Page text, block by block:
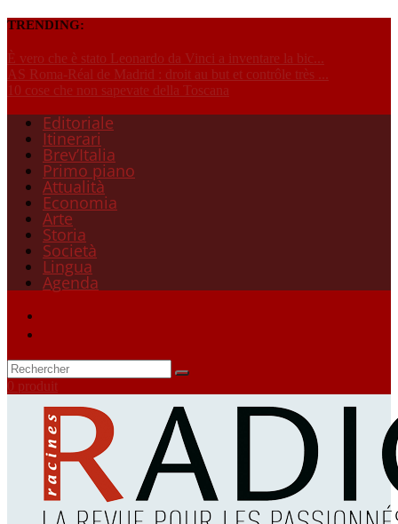
TRENDING:
È vero che è stato Leonardo da Vinci a inventare la bic...
AS Roma-Réal de Madrid : droit au but et contrôle très ...
10 cose che non sapevate della Toscana
Editoriale
Itinerari
Brev’Italia
Primo piano
Attualità
Economia
Arte
Storia
Società
Lingua
Agenda
0 produit